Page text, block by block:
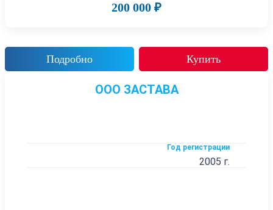
200 000 ₽
Подробно Купить
ООО ЗАСТАВА
Год регистрации
2005 г.